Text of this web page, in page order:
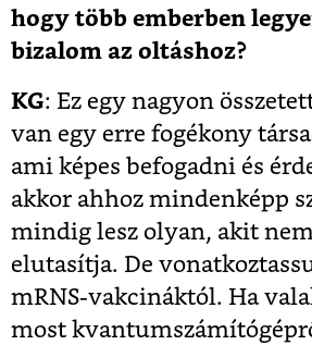
hogy több emberben
bizalom az oltáshoz?
KG: Ez egy nagyon
van egy erre fogékony
ami képes befogadni és
akkor ahhoz mindenképp
mindig lesz olyan, akit
elutasítja. De
mRNS-vakcináktól. Ha
most